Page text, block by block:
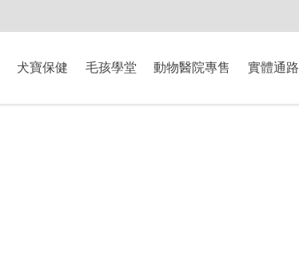
犬寶保健 毛孩學堂 動物醫院專售 實體通路